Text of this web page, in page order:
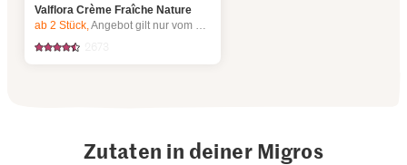
Valflora Crème Fraîche Nature
ab 2Stück,Angebot gilt nur vom 6.8. bis 12.8.2026, solange Vorrat.
Zutaten in deiner Migros